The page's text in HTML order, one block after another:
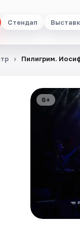
Стендап
Пилигрим.
6+